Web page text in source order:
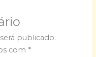
publicado.
com *